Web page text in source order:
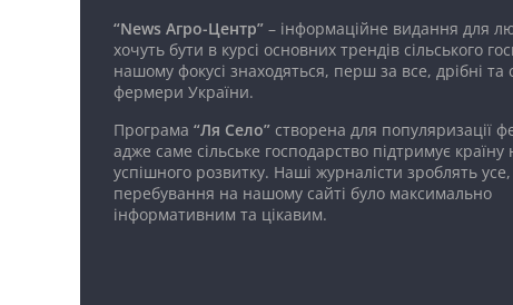
“News Агро-Центр” – інформаційне видання для
хочуть бути в курсі основних трендів сільського
нашому фокусі знаходяться, перш за все, дрібні та
фермери України.
Програма “Ля Село” створена для популяризації
адже саме сільське господарство підтримує
успішного розвитку. Наші журналісти зроблять
перебування на нашому сайті було максимально
інформативним та цікавим.